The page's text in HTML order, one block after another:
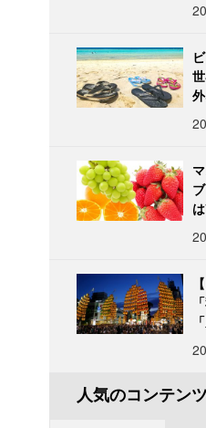
人気のコンテンツ